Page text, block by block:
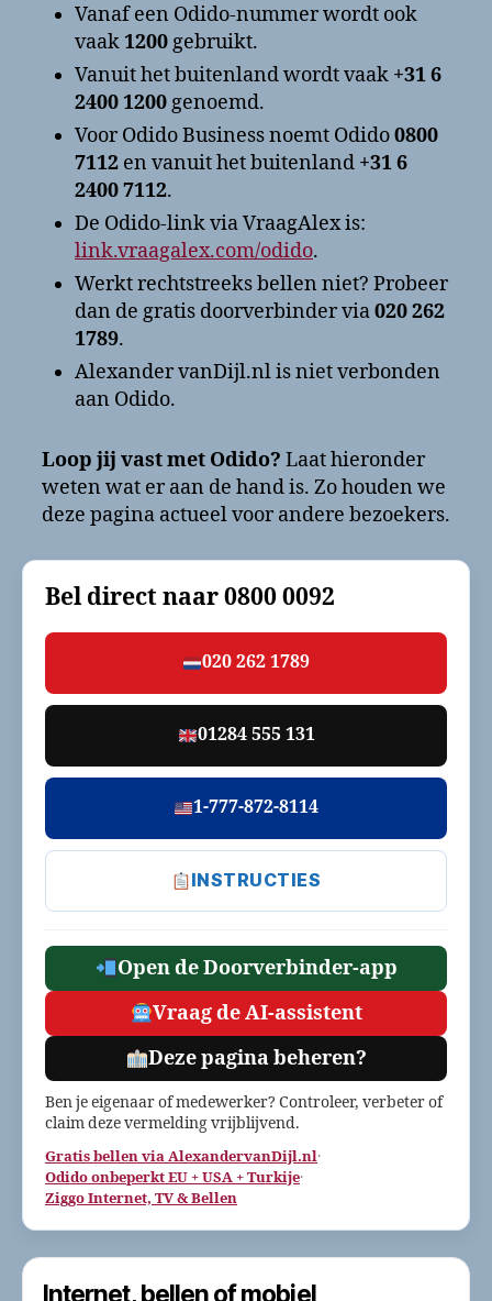
Vanaf een Odido-nummer wordt ook
vaak1200gebruikt.
Vanuit het buitenland wordt vaak +31 6
2400 1200genoemd.
Voor Odido Business noemt Odido0800
7112 en vanuit het buitenland +31 6
2400 7112.
De Odido-link via VraagAlex is:
link.vraagalex.com/odido.
Werkt rechtstreeks bellen niet? Probeer
dan de gratis doorverbinder via020 262
1789.
Alexander vanDijl.nl is niet verbonden
aan Odido.
Loop jij vast met Odido? Laat hieronder
weten wat er aan de hand is. Zo houden we
deze pagina actueel voor andere bezoekers.
Bel direct naar0800 0092
020 262 1789
01284 555 131
1-777-872-8114
INSTRUCTIES
Open de Doorverbinder-app
Vraag de AI-assistent
Deze pagina beheren?
Ben je eigenaar of medewerker? Controleer, verbeter of
claim deze vermelding vrijblijvend.
Gratis bellen via AlexandervanDijl.nl·
Odido onbeperkt EU + USA + Turkije·
Ziggo Internet, TV & Bellen
Internet, bellen of mobiel